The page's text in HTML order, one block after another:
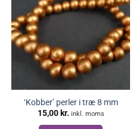
‘Kobber’ perler i træ 8 mm
15,00 kr. inkl. moms